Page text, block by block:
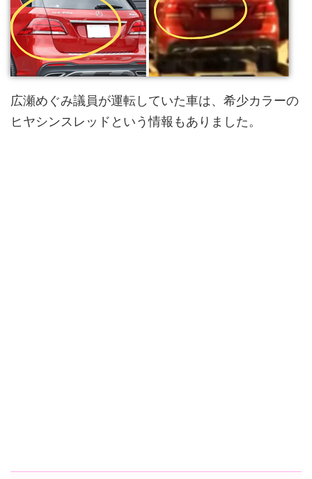
広瀬めぐみ議員が運転していた車は、希少カラーの
ヒヤシンスレッドという情報もありました。